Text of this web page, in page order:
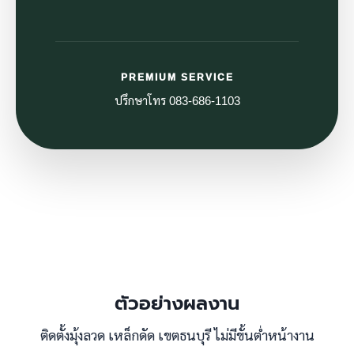
PREMIUM SERVICE
ปรึกษาโทร 083-686-1103
ตัวอย่างผลงาน
ติดตั้งมุ้งลวด เหล็กดัด เขตธนบุรี ไม่มีขั้นต่ำหน้างาน